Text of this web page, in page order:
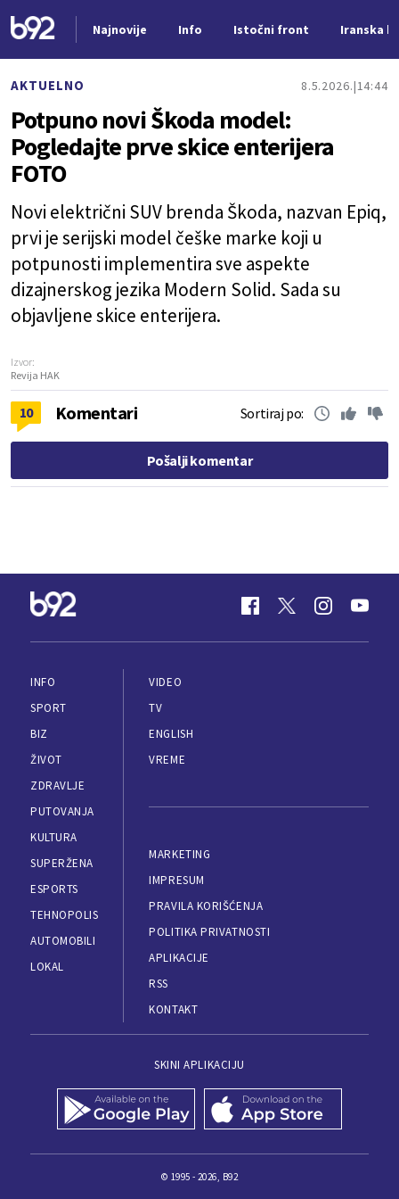
Najnovije Info Istočni front Iranska
AKTUELNO 8.5.2026. 14:44
Potpuno novi Škoda model:
Pogledajte prve skice enterijera
FOTO
Novi električni SUV brenda Škoda, nazvan Epiq,
prvi je serijski model češke marke koji u
potpunosti implementira sve aspekte
dizajnerskog jezika Modern Solid. Sada su
objavljene skice enterijera.
Izvor:
Revija HAK
10 Komentari Sortiraj po:
Pošalji komentar
INFO
SPORT
BIZ
ŽIVOT
ZDRAVLJE
PUTOVANJA
KULTURA
SUPERŽENA
ESPORTS
TEHNOPOLIS
AUTOMOBILI
LOKAL
VIDEO
TV
ENGLISH
VREME
MARKETING
IMPRESUM
PRAVILA KORIŠĆENJA
POLITIKA PRIVATNOSTI
APLIKACIJE
RSS
KONTAKT
SKINI APLIKACIJU
© 1995 - 2026, B92